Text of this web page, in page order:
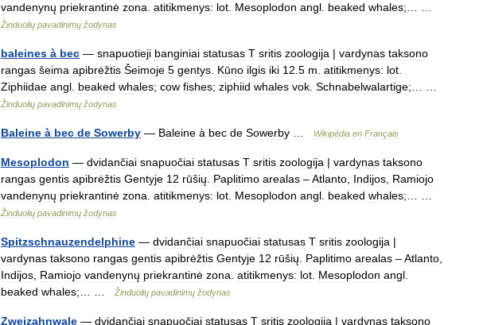
vandenynų priekrantinė zona atitikmenys: lot Mesoplodon angl beaked whales;… …
Žinduolių pavadinimų žodynas
baleines à bec — snapuotieji banginiai statusas T sritis zoologija | vardynas taksono
rangas šeima apibrėžtis Šeimoje 5 gentys Kūno ilgis iki 12 5 m atitikmenys: lot
Ziphiidae angl beaked whales; cow fishes; ziphiid whales vok Schnabelwalartige;… …
Žinduolių pavadinimų žodynas
Baleine à bec de Sowerby — Baleine à bec de Sowerby Wikipédia en Français
Mesoplodon — dvidančiai snapuočiai statusas T sritis zoologija | vardynas taksono
rangas gentis apibrėžtis Gentyje 12 rūšių Paplitimo arealas –Atlanto Indijos Ramiojo
vandenynų priekrantinė zona atitikmenys: lot Mesoplodon angl beaked whales;… …
Žinduolių pavadinimų žodynas
Spitzschnauzendelphine — dvidančiai snapuočiai statusas T sritis zoologija |
vardynas taksono rangas gentis apibrėžtis Gentyje 12 rūšių Paplitimo arealas –Atlanto
Indijos Ramiojo vandenynų priekrantinė zona atitikmenys: lot Mesoplodon angl
beaked whales;… … Žinduolių pavadinimų žodynas
Zweizahnwale — dvidančiai snapuočiai statusas T sritis zoologija | vardynas taksono